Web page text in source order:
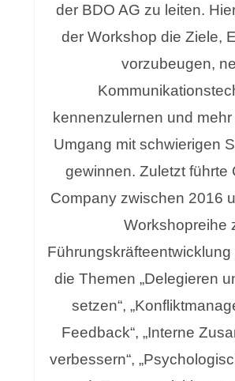
der BDO AG zu leiten.
der Workshop die Ziele,
vorzubeugen,
kennenzulernen und
Umgang mit schwierigen
gewinnen. Zuletzt führte
Company zwischen 2016
Workshopreihe
die Themen „Delegieren
setzen“,
Feedback“, „Interne
verbessern“,